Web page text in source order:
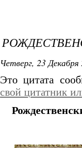
Четверг, 23
Это цитата
свой цитатник